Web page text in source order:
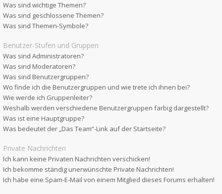
Was sind wichtige Themen?
Was sind geschlossene Themen?
Was sind Themen-Symbole?
Benutzer-Stufen und Gruppen
Was sind Administratoren?
Was sind Moderatoren?
Was sind Benutzergruppen?
Wo finde ich die Benutzergruppen und wie trete ich ihnen bei?
Wie werde ich Gruppenleiter?
Weshalb werden verschiedene Benutzergruppen farbig dargestellt?
Was ist eine Hauptgruppe?
Was bedeutet der „Das Team“-Link auf der Startseite?
Private Nachrichten
Ich kann keine Privaten Nachrichten verschicken!
Ich bekomme ständig unerwünschte Private Nachrichten!
Ich habe eine Spam-E-Mail von einem Mitglied dieses Forums erhalten!